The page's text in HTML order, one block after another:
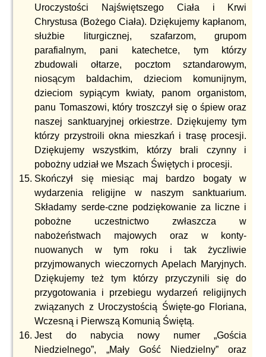
Uroczystości Najświętszego Ciała i Krwi
Chrystusa (Bożego Ciała). Dziękujemy kapłanom,
służbie liturgicznej, szafarzom, grupom
parafialnym, pani katechetce, tym którzy
zbudowali ołtarze, pocztom sztandarowym,
niosącym baldachim, dzieciom komunijnym,
dzieciom sypiącym kwiaty, panom organistom,
panu Tomaszowi, który troszczył się o śpiew oraz
naszej sanktuaryjnej orkiestrze. Dziękujemy tym
którzy przystroili okna mieszkań i trasę procesji.
Dziękujemy wszystkim, którzy brali czynny i
pobożny udział we Mszach Świętych i procesji.
Skończył się miesiąc maj bardzo bogaty w
wydarzenia religijne w naszym sanktuarium.
Składamy serde-czne podziękowanie za liczne i
pobożne uczestnictwo zwłaszcza w
nabożeństwach majowych oraz w konty-
nuowanych w tym roku i tak życzliwie
przyjmowanych wieczornych Apelach Maryjnych.
Dziękujemy też tym którzy przyczynili się do
przygotowania i przebiegu wydarzeń religijnych
związanych z Uroczystością Święte-go Floriana,
Wczesną i Pierwszą Komunią Świętą.
Jest do nabycia nowy numer „Gościa
Niedzielnego”, „Mały Gość Niedzielny” oraz